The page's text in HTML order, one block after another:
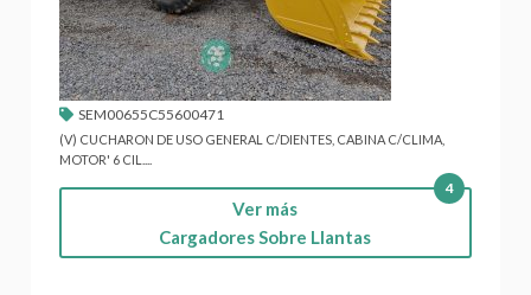
SEM00655C55600471
(V) CUCHARON DE USO GENERAL C/DIENTES, CABINA C/CLIMA,
MOTOR' 6 CIL....
4
Ver más
Cargadores Sobre Llantas